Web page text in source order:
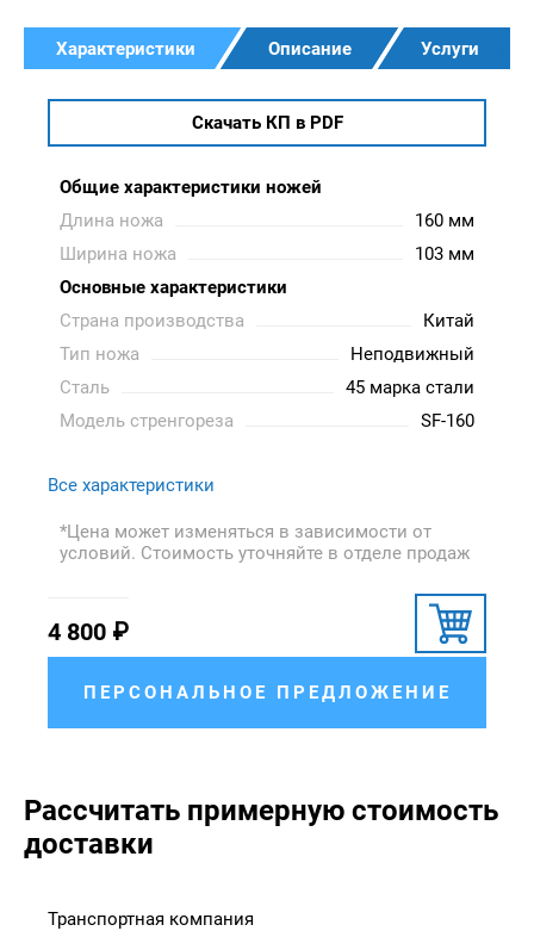
Характеристики Описание Услуги
Скачать КП в PDF
Общие характеристики ножей
Длина ножа
160 мм
Ширина ножа
103 мм
Основные характеристики
Страна производства
Китай
Тип ножа
Неподвижный
Сталь
45 марка стали
Модель стренгореза
SF-160
Все характеристики
*Цена может изменяться в зависимости от
условий. Стоимость уточняйте в отделе продаж
4 800 ₽
ПЕРСОНАЛЬНОЕ ПРЕДЛОЖЕНИЕ
Рассчитать примерную стоимость
доставки
Транспортная компания